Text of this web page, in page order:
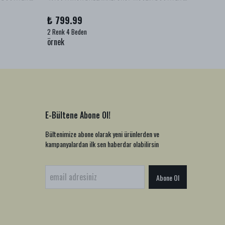
₺ 799.99
2 Renk 4 Beden
örnek
E-Bültene Abone Ol!
Bültenimize abone olarak yeni ürünlerden ve
kampanyalardan ilk sen haberdar olabilirsin
Abone Ol